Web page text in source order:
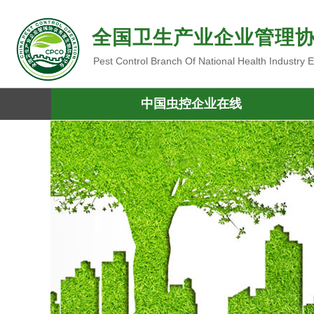
全国卫生产业企业管理
Pest Control Branch Of National Health Industry
中国虫控企业在线